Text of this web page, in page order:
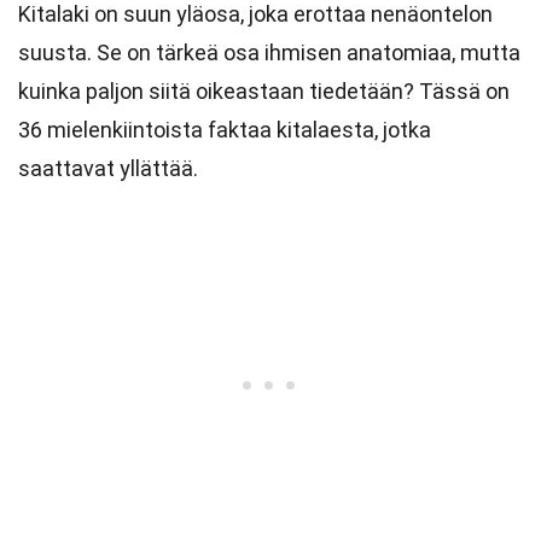
Kitalaki on suun yläosa, joka erottaa nenäontelon
suusta. Se on tärkeä osa ihmisen anatomiaa, mutta
kuinka paljon siitä oikeastaan tiedetään? Tässä on
36 mielenkiintoista faktaa kitalaesta, jotka
saattavat yllättää.